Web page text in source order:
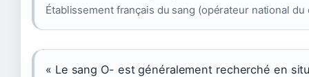
Établissement français du sang (opérateur national du
« Le sang O- est généralement recherché en